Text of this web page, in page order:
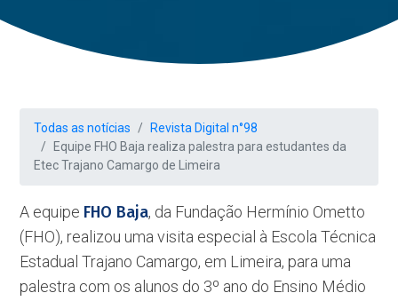
Todas as notícias
Revista Digital n°98
Equipe FHO Baja realiza palestra para estudantes da
Etec Trajano Camargo de Limeira
A equipe FHO Baja, da Fundação Hermínio Ometto
(FHO), realizou uma visita especial à Escola Técnica
Estadual Trajano Camargo, em Limeira, para uma
palestra com os alunos do 3º ano do Ensino Médio